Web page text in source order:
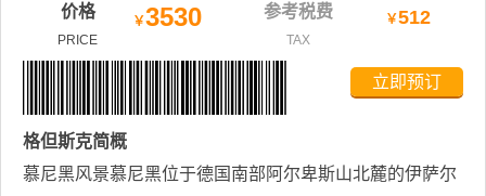
价格
PRICE
￥3530 参考税费
TAX
￥512
立即预订
格但斯克简概
慕尼黑风景慕尼黑位于德国南部阿尔卑斯山北麓的伊萨尔